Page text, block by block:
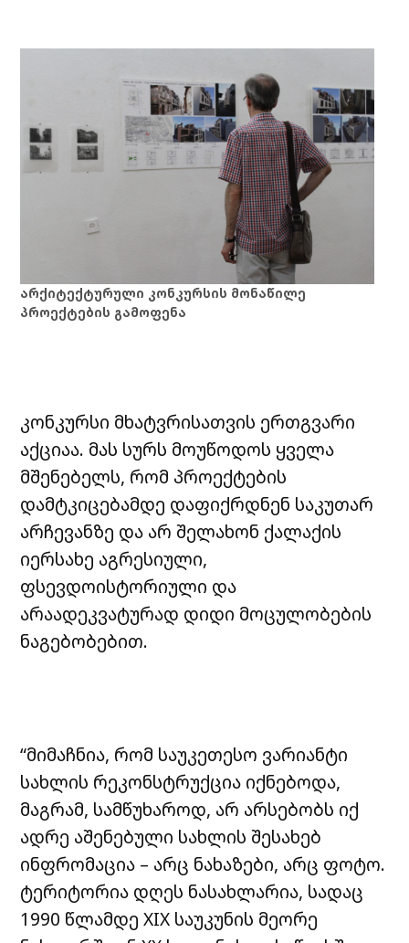
არქიტექტურული კონკურსის მონაწილე
პროექტების გამოფენა
კონკურსი მხატვრისათვის ერთგვარი
აქციაა. მას სურს მოუწოდოს ყველა
მშენებელს, რომ პროექტების
დამტკიცებამდე დაფიქრდნენ საკუთარ
არჩევანზე და არ შელახონ ქალაქის
იერსახე აგრესიული,
ფსევდოისტორიული და
არაადეკვატურად დიდი მოცულობების
ნაგებობებით.
“მიმაჩნია, რომ საუკეთესო ვარიანტი
სახლის რეკონსტრუქცია იქნებოდა,
მაგრამ, სამწუხაროდ, არ არსებობს იქ
ადრე აშენებული სახლის შესახებ
ინფრომაცია – არც ნახაზები, არც ფოტო.
ტერიტორია დღეს ნასახლარია, სადაც
1990 წლამდე XIX საუკუნის მეორე